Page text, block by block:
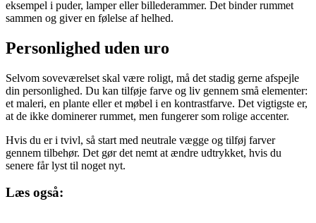
eksempel i puder, lamper eller billederammer. Det binder rummet
sammen og giver en følelse af helhed.
Personlighed uden uro
Selvom soveværelset skal være roligt, må det stadig gerne afspejle
din personlighed. Du kan tilføje farve og liv gennem små elementer:
et maleri, en plante eller et møbel i en kontrastfarve. Det vigtigste er,
at de ikke dominerer rummet, men fungerer som rolige accenter.
Hvis du er i tvivl, så start med neutrale vægge og tilføj farver
gennem tilbehør. Det gør det nemt at ændre udtrykket, hvis du
senere får lyst til noget nyt.
Læs også: